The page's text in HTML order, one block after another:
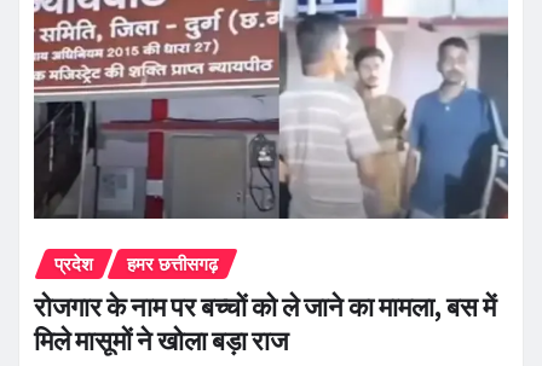
प्रदेश हमर छत्तीसगढ़
रोजगार के नाम पर बच्चों को ले जाने का मामला, बस में
मिले मासूमों ने खोला बड़ा राज